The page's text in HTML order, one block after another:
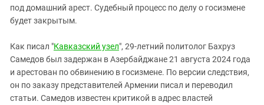
Северная Осетия - Алания
СКФО
Ставропольский край
Чечня
Южный Кавказ
под домашний арест. Судебный процесс по делу о госизмене
будет закрытым.
Как писал "Кавказский узел", 29-летний политолог Бахруз
Самедов был задержан в Азербайджане 21 августа 2024 года
и арестован по обвинению в госизмене. По версии следствия,
он по заказу представителей Армении писал и переводил
статьи. Самедов известен критикой в адрес властей